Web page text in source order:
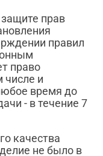
прав
правил
право
числе и
время до
- в течение 7
качества
не было в